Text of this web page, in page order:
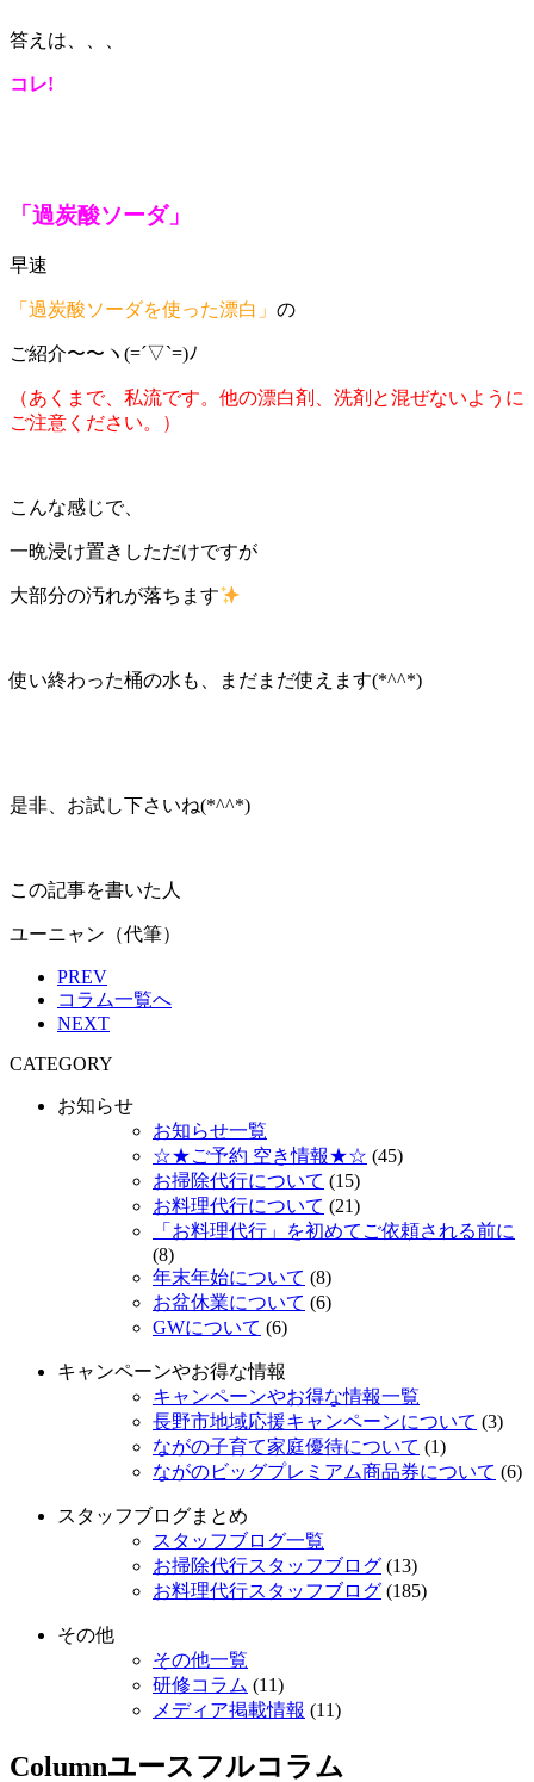
答えは、、、
コレ!
「過炭酸ソーダ」
早速
「過炭酸ソーダを使った漂白」 の
ご紹介〜〜ヽ(=´▽`=)ﾉ
（あくまで、私流です。他の漂白剤、洗剤と混ぜないように
ご注意ください。）
こんな感じで、
一晩浸け置きしただけですが
大部分の汚れが落ちます
使い終わった桶の水も、まだまだ使えます(*^^*)
是非、お試し下さいね(*^^*)
この記事を書いた人
ユーニャン（代筆）
PREV
コラム一覧へ
NEXT
CATEGORY
お知らせ
お知らせ一覧
☆★ご予約 空き情報★☆ (45)
お掃除代行について (15)
お料理代行について (21)
「お料理代行」を初めてご依頼される前に
(8)
年末年始について (8)
お盆休業について (6)
GWについて (6)
キャンペーンやお得な情報
キャンペーンやお得な情報一覧
長野市地域応援キャンペーンについて (3)
ながの子育て家庭優待について (1)
ながのビッグプレミアム商品券について (6)
スタッフブログまとめ
スタッフブログ一覧
お掃除代行スタッフブログ (13)
お料理代行スタッフブログ (185)
その他
その他一覧
研修コラム (11)
メディア掲載情報 (11)
Columnユースフルコラム